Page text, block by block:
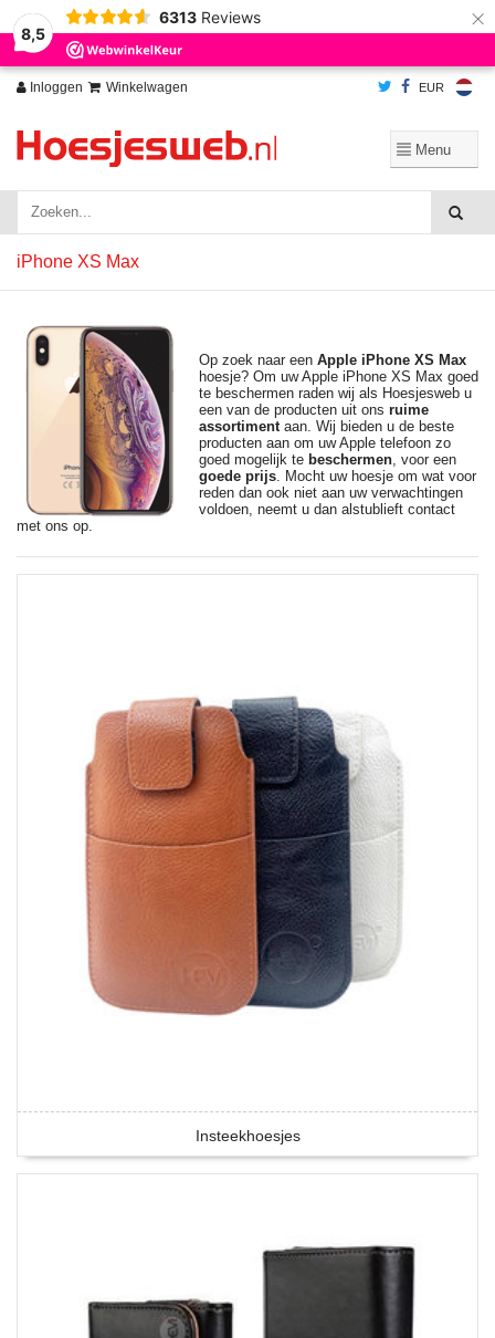
8,5
6313 Reviews ×
Inloggen Winkelwagen EUR
iPhone XS Max
Op zoek naar een Apple iPhone XS Max
hoesje? Om uw Apple iPhone XS Max goed
te beschermen raden wij als Hoesjesweb u
een van de producten uit ons ruime
assortimentaan. Wij bieden u de beste
producten aan om uw Apple telefoon zo
goed mogelijk te beschermen, voor een
goede prijs. Mocht uw hoesje om wat voor
reden dan ook niet aan uw verwachtingen
voldoen, neemt u dan alstublieft contact
met ons op.
Insteekhoesjes
Wij slaan cookies op om onze website te verbeteren. Is dat akkoord?
Ja
Nee